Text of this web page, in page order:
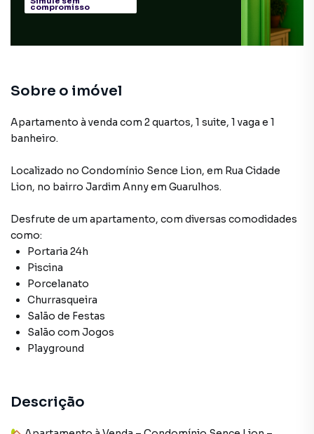
compromisso
Sobre o imóvel
Apartamento à venda com 2 quartos, 1 suite, 1 vaga e 1
banheiro.
Localizado no Condomínio Sence Lion, em Rua Cidade
Lion, no bairro Jardim Annyem Guarulhos.
Desfrute de um apartamento, com diversas comodidades
como:
Portaria 24h
Piscina
Porcelanato
Churrasqueira
Salão de Festas
Salão com Jogos
Playground
Descrição